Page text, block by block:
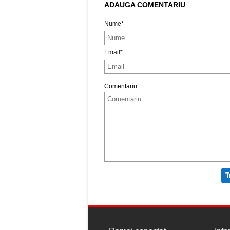
ADAUGA COMENTARIU
Nume*
Email*
Comentariu